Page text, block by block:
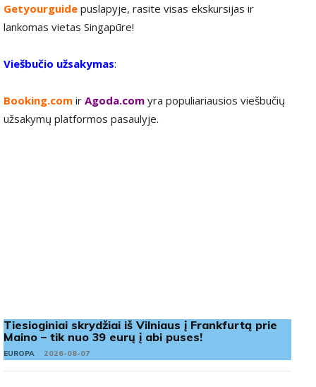
Getyourguide puslapyje, rasite visas ekskursijas ir
lankomas vietas Singapūre!
Viešbučio užsakymas:
Booking.com ir Agoda.com yra populiariausios viešbučių
užsakymų platformos pasaulyje.
Tiesioginiai skrydžiai iš Vilniaus į Frankfurtą prie
Maino – tik nuo 39 eurų į abi puses!
EUROPA 2026-08-07